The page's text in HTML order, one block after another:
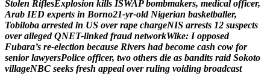
Stolen RiflesExplosion kills ISWAP bombmakers, medical officer,
Arab IED experts in Borno21-yr-old Nigerian basketballer,
Tobiloba arrested in US over rape chargeNIS arrests 12 suspects
over alleged QNET-linked fraud networkWike: I opposed
Fubara’s re-election because Rivers had become cash cow for
senior lawyersPolice officer, two others die as bandits raid Sokoto
villageNBC seeks fresh appeal over ruling voiding broadcast